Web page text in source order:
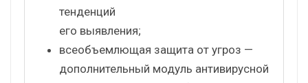
тенденций
его выявления;
всеобъемлющая защита от угроз —
дополнительный модуль антивирусной